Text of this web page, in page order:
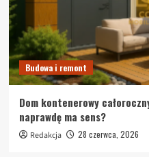
Budowa i remont
Dom kontenerowy
naprawdę ma sens?
Redakcja 28 czerwca, 2026